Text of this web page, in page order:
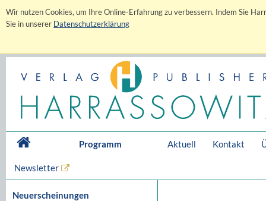
Wir nutzen Cookies, um Ihre Online-Erfahrung zu verbessern. Indem Sie
Sie in unserer Datenschutzerklärung
Programm Aktuell Kontakt
Newsletter
Neuerscheinungen